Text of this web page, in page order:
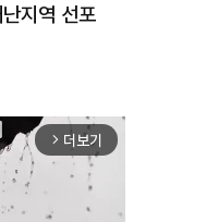
지역 선포
arrow_forward_ios 더보기